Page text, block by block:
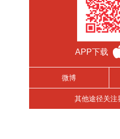
APP下载
微博
其他途径关